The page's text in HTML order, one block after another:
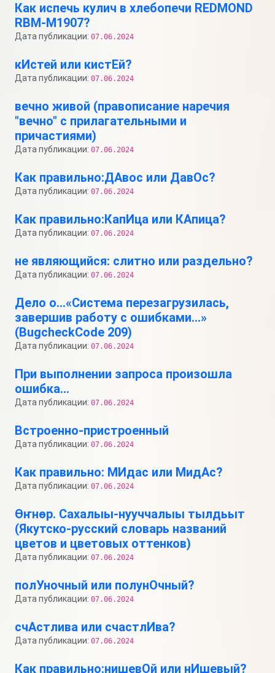
Как испечь кулич в хлебопечи REDMOND
RBM-M1907?
Дата публикации: 07.06.2024
кИстей или кистЕй?
Дата публикации: 07.06.2024
вечно живой (правописание наречия
"вечно" с прилагательными и
причастиями)
Дата публикации: 07.06.2024
Как правильно:ДАвос или ДавОс?
Дата публикации: 07.06.2024
Как правильно:КапИца или КАпица?
Дата публикации: 07.06.2024
не являющийся: слитно или раздельно?
Дата публикации: 07.06.2024
Дело о…«Система перезагрузилась,
завершив работу с ошибками…»
(BugcheckCode 209)
Дата публикации: 07.06.2024
При выполнении запроса произошла
ошибка…
Дата публикации: 07.06.2024
Встроенно-пристроенный
Дата публикации: 07.06.2024
Как правильно: МИдас или МидАс?
Дата публикации: 07.06.2024
Өҥнөр. Сахалыы-нууччалыы тылдьыт
(Якутско-русский словарь названий
цветов и цветовых оттенков)
Дата публикации: 07.06.2024
полУночный или полунОчный?
Дата публикации: 07.06.2024
счАстлива или счастлИва?
Дата публикации: 07.06.2024
Как правильно:нишевОй или нИшевый?